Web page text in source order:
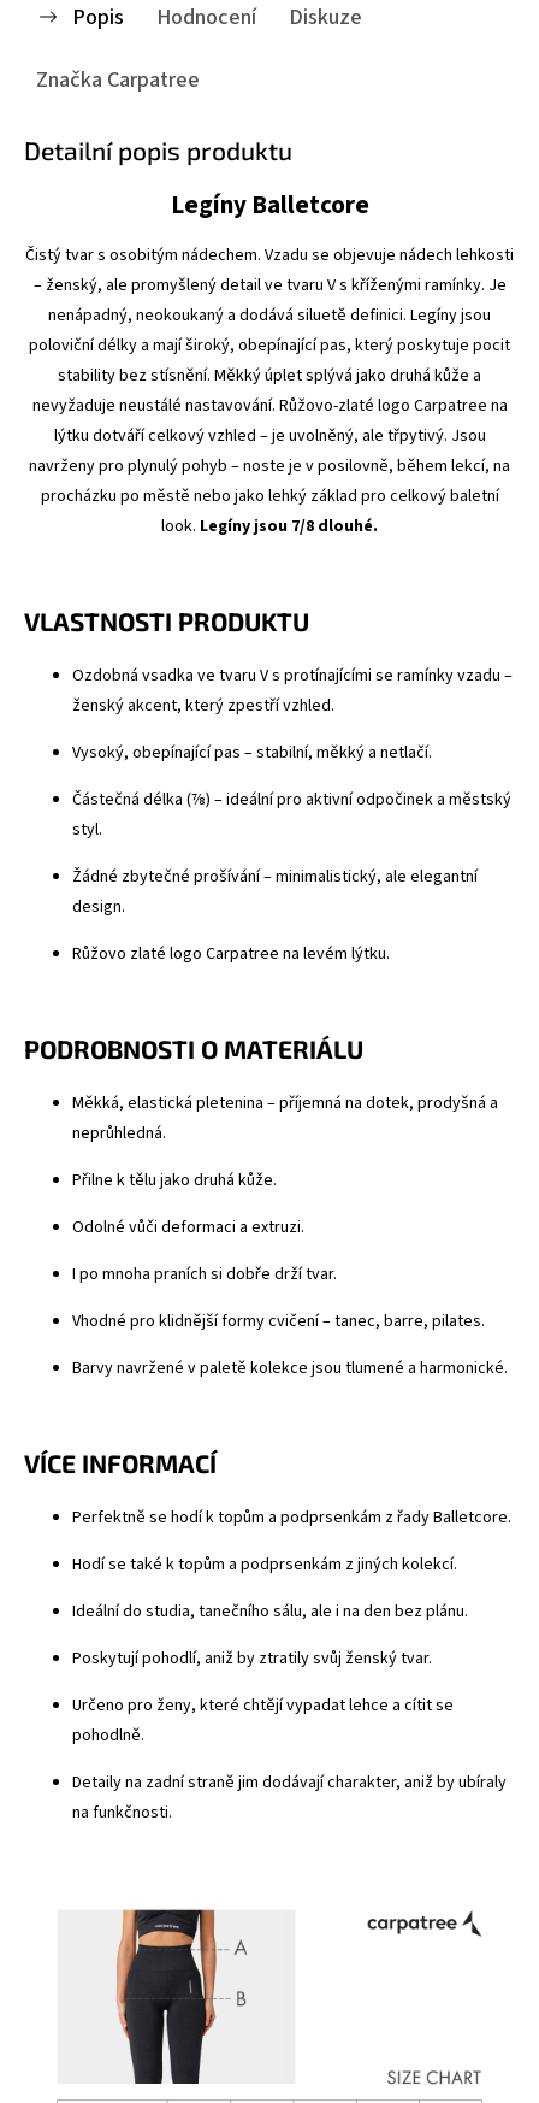
Popis Hodnocení
Diskuze
Značka Carpatree
Detailní popis produktu
Legíny Balletcore
Čistý tvar s osobitým nádechem. Vzadu se objevuje nádech lehkosti
– ženský, ale promyšlený detail ve tvaru V s kříženými ramínky. Je
nenápadný, neokoukaný a dodává siluetě definici. Legíny jsou
poloviční délky a mají široký, obepínající pas, který poskytuje pocit
stability bez stísnění. Měkký úplet splývá jako druhá kůže a
nevyžaduje neustálé nastavování. Růžovo-zlaté logo Carpatree na
lýtku dotváří celkový vzhled – je uvolněný, ale třpytivý. Jsou
navrženy pro plynulý pohyb – noste je v posilovně, během lekcí, na
procházku po městě nebo jako lehký základ pro celkový baletní
look. Legíny jsou 7/8 dlouhé.
VLASTNOSTI PRODUKTU
Ozdobná vsadka ve tvaru V s protínajícími se ramínky vzadu –
ženský akcent, který zpestří vzhled.
Vysoký, obepínající pas – stabilní, měkký a netlačí.
Částečná délka (⅞) – ideální pro aktivní odpočinek a městský
styl.
Žádné zbytečné prošívání – minimalistický, ale elegantní
design.
Růžovo zlaté logo Carpatree na levém lýtku.
PODROBNOSTI O MATERIÁLU
Měkká, elastická pletenina – příjemná na dotek, prodyšná a
neprůhledná.
Přilne k tělu jako druhá kůže.
Odolné vůči deformaci a extruzi.
I po mnoha praních si dobře drží tvar.
Vhodné pro klidnější formy cvičení – tanec, barre, pilates.
Barvy navržené v paletě kolekce jsou tlumené a harmonické.
VÍCE INFORMACÍ
Perfektně se hodí k topům a podprsenkám z řady Balletcore.
Hodí se také k topům a podprsenkám z jiných kolekcí.
Ideální do studia, tanečního sálu, ale i na den bez plánu.
Poskytují pohodlí, aniž by ztratily svůj ženský tvar.
Určeno pro ženy, které chtějí vypadat lehce a cítit se
pohodlně.
Detaily na zadní straně jim dodávají charakter, aniž by ubíraly
na funkčnosti.